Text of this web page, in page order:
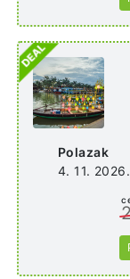
Polazak
4. 11. 2026.